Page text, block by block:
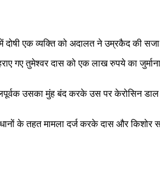
एक व्यक्ति को अदालत ने उम्रकैद की
गए तुमेश्वर दास को एक लाख रुपये का
बलपूर्वक उसका मुंह बंद करके उस पर
के तहत मामला दर्ज करके दास और